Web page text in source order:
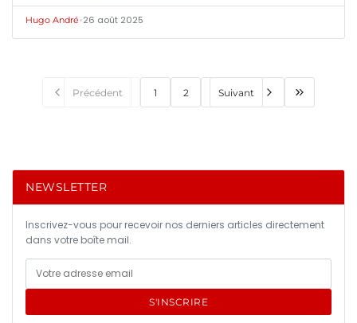
Hugo André•26 août 2025
Précédent 1 2 Suivant
NEWSLETTER
Inscrivez-vous pour recevoir nos derniers articles directement
dans votre boîte mail.
S'INSCRIRE